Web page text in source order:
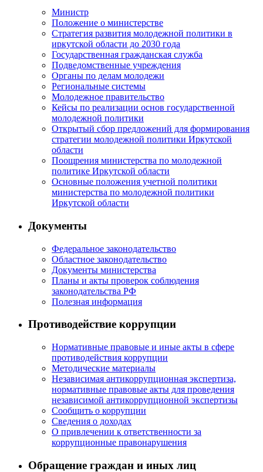
Министр
Положение о министерстве
Стратегия развития молодежной политики в
иркутской области до 2030 года
Государственная гражданская служба
Подведомственные учреждения
Органы по делам молодежи
Региональные системы
Молодежное правительство
Кейсы по реализации основ государственной
молодежной политики
Открытый сбор предложений для формирования
стратегии молодежной политики Иркутской
области
Поощрения министерства по молодежной
политике Иркутской области
Основные положения учетной политики
министерства по молодежной политики
Иркутской области
Документы
Федеральное законодательство
Областное законодательство
Документы министерства
Планы и акты проверок соблюдения
законодательства РФ
Полезная информация
Противодействие коррупции
Нормативные правовые и иные акты в сфере
противодействия коррупции
Методические материалы
Независимая антикоррупционная экспертиза,
нормативные правовые акты для проведения
независимой антикоррупционной экспертизы
Сообщить о коррупции
Сведения о доходах
О привлечении к ответственности за
коррупционные правонарушения
Обращение граждан и иных лиц